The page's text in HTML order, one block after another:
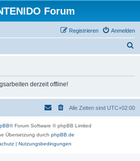
Forum
Anmelden
Registrieren
derzeit offline!
Alle Zeiten sind UTC+02:00
® Forum Software © phpBB Limited
Übersetzung durch phpBB.de
| Nutzungsbedingungen